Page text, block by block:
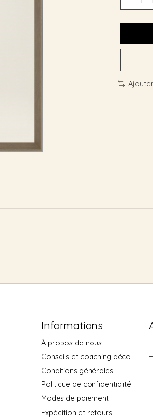
Informations
À propos de nous
Conseils et coaching déco
Conditions générales
Politique de confidentialité
Modes de paiement
Expédition et retours